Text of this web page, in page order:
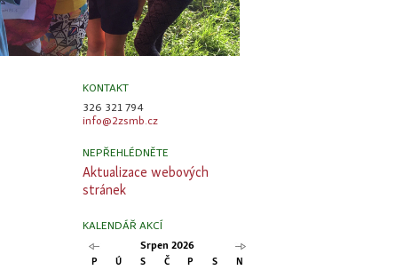
KONTAKT
326 321 794
info@2zsmb.cz
NEPŘEHLÉDNĚTE
Aktualizace webových
stránek
KALENDÁŘ AKCÍ
Srpen 2026
P Ú S Č P S
N